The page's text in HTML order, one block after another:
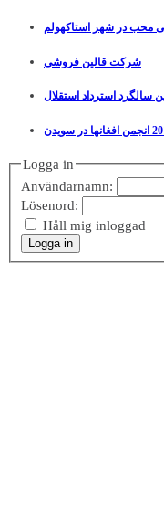
محب در شهر استاکهولم
شرکت قالین فروشی
سالگرد استرداد استقلال
Logga in
Användarnamn:
Lösenord:
Håll mig inloggad
Logga in